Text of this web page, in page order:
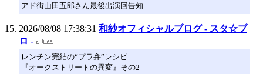
アド街山田五郎さん最後出演回告知
2026/08/08 17:38:31 和紗オフィシャルブログ - スタ☆ブ
ロ -
レンチン完結の“プラ弁”レシピ
『オークストリートの異変』その2